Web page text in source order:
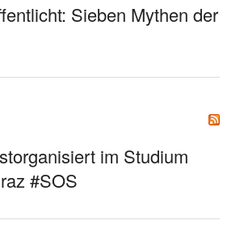
Sieben Mythen der
im Studium
#SOS